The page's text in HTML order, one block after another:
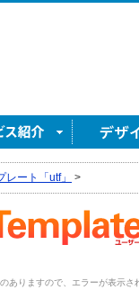
ート「utf」 >
ありますので、エラーが表示